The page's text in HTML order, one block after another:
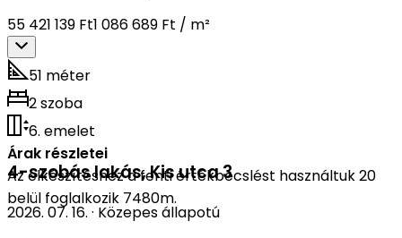
55 421 139 Ft1 086 689 Ft / m²
51 méter
2 szoba
6. emelet
Árak részletei
Az elkészítéshez a fenti értékbecslést használtuk 20
belül foglalkozik 7480m.
4-szobás lakás,Kis utca 3
2026. 07. 16. · Közepes állapotú